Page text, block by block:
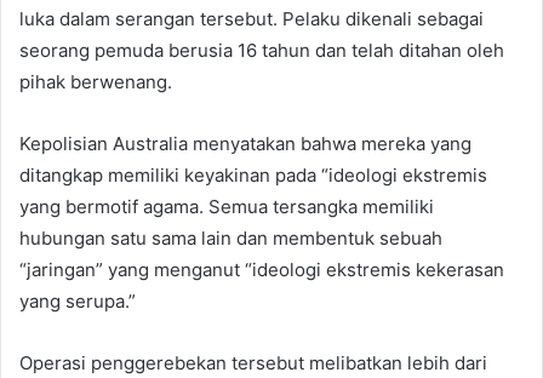
luka dalam serangan tersebut. Pelaku dikenali sebagai
seorang pemuda berusia 16 tahun dan telah ditahan oleh
pihak berwenang.
Kepolisian Australia menyatakan bahwa mereka yang
ditangkap memiliki keyakinan pada “ideologi ekstremis
yang bermotif agama. Semua tersangka memiliki
hubungan satu sama lain dan membentuk sebuah
“jaringan” yang menganut “ideologi ekstremis kekerasan
yang serupa.”
Operasi penggerebekan tersebut melibatkan lebih dari